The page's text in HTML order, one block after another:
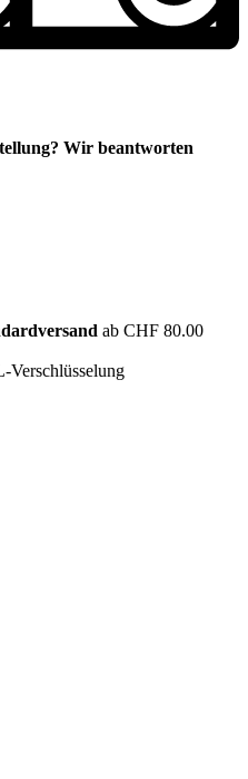
Wir beantworten
ab CHF 80.00
Verschlüsselung